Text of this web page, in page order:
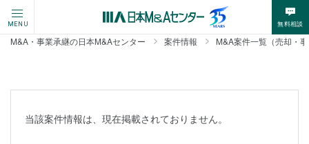
MENU 無料相談
M&A・事業承継の日本M&Aセンター 案件情報 M&A案件一覧（売却・
当該案件情報は、現在掲載されておりません。